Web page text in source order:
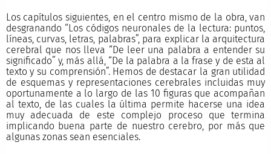
Los capítulos siguientes, en el centro mismo de la obra, van
desgranando “Los códigos neuronales de la lectura: puntos,
líneas, curvas, letras, palabras”, para explicar la arquitectura
cerebral que nos lleva “De leer una palabra a entender su
significado” y, más allá, “De la palabra a la frase y de esta al
texto y su comprensión”. Hemos de destacar la gran utilidad
de esquemas y representaciones cerebrales incluidas muy
oportunamente a lo largo de las 10 figuras que acompañan
al texto, de las cuales la última permite hacerse una idea
muy adecuada de este complejo proceso que termina
implicando buena parte de nuestro cerebro, por más que
algunas zonas sean esenciales.